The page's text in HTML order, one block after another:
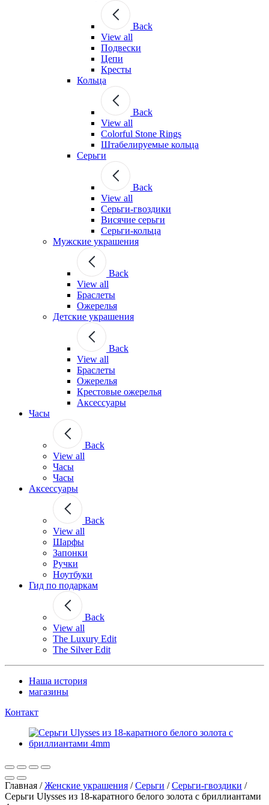
Back
View all
Подвески
Цепи
Кресты
Кольца
Back
View all
Colorful Stone Rings
Штабелируемые кольца
Серьги
Back
View all
Серьги-гвоздики
Висячие серьги
Серьги-кольца
Мужские украшения
Back
View all
Браслеты
Ожерелья
Детские украшения
Back
View all
Браслеты
Ожерелья
Крестовые ожерелья
Аксессуары
Часы
Back
View all
Часы
Часы
Аксессуары
Back
View all
Шарфы
Запонки
Ручки
Ноутбуки
Гид по подаркам
Back
View all
The Luxury Edit
The Silver Edit
Наша история
магазины
Контакт
Главная /Женские украшения /Серьги /Серьги-гвоздики /
Серьги Ulysses из 18-каратного белого золота с бриллиантами